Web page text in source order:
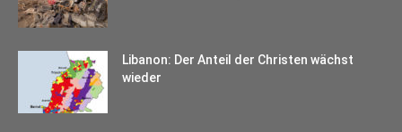
Libanon: Der Anteil der Christen wächst
wieder